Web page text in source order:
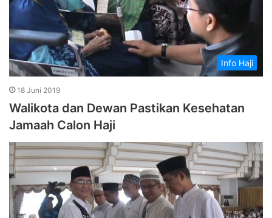
Info Haji
18 Juni 2019
Walikota dan Dewan Pastikan Kesehatan
Jamaah Calon Haji